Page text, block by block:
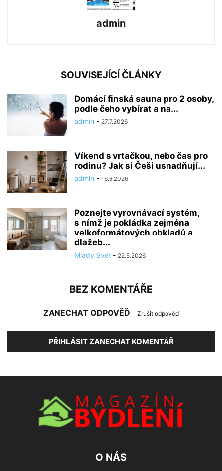
admin
SOUVISEJÍCÍ ČLÁNKY
Domácí finská sauna pro 2 osoby,
podle čeho vybírat a na...
admin - 27.7.2026
Víkend s vrtačkou, nebo čas pro
rodinu? Jak si Češi usnadňují...
admin - 16.6.2026
Poznejte vyrovnávací systém,
s nímž je pokládka zejména
velkoformátových obkladů a
dlažeb...
Mlady Svet - 22.5.2026
BEZ KOMENTÁŘE
ZANECHAT ODPOVĚĎ Zrušit odpověď
PŘIHLÁSIT ZANECHAT KOMENTÁŘ
O NÁS